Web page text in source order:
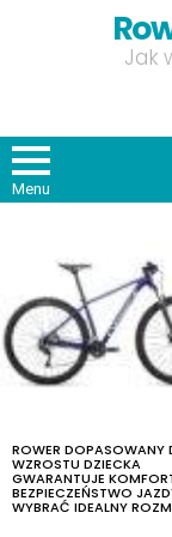
Jak
Menu
ROWER DOPASOWANY
WZROSTU DZIECKA
GWARANTUJE
BEZPIECZEŃSTWO
WYBRAĆ IDEALNY